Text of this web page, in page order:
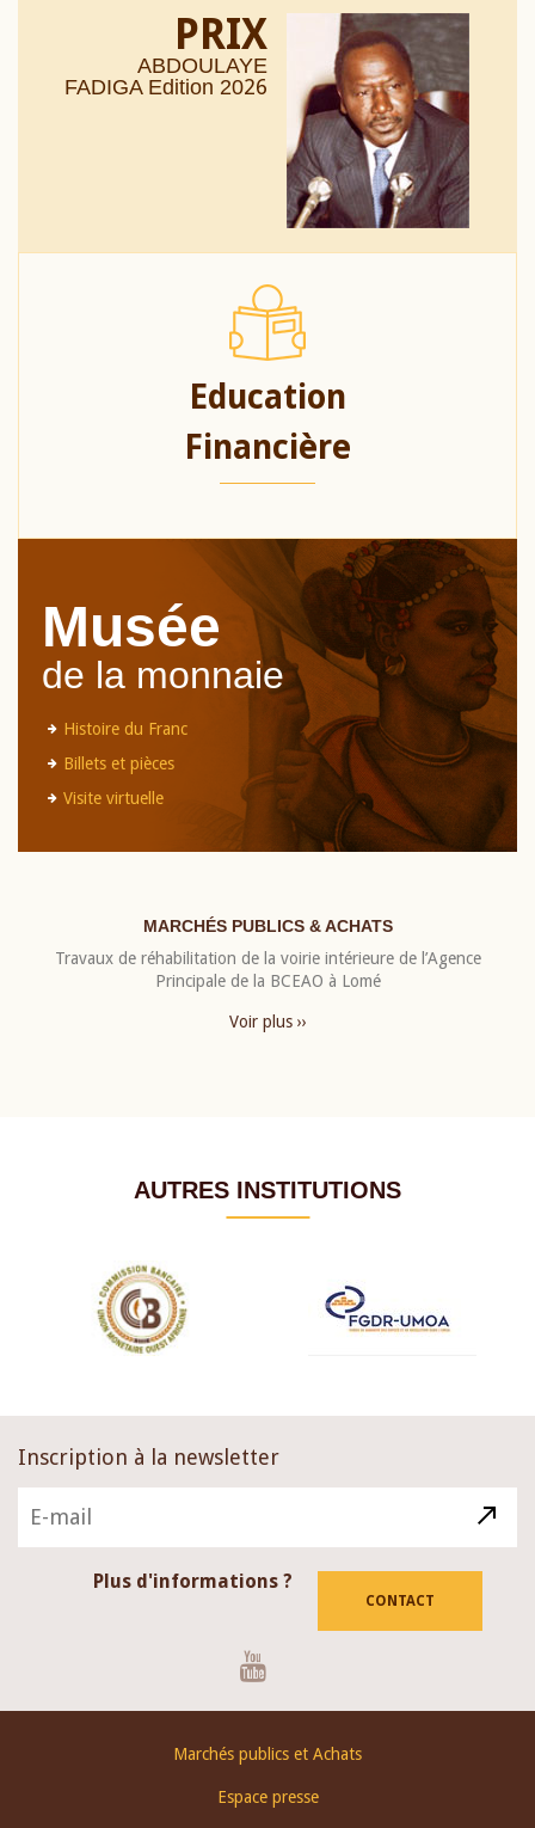
PRIX
ABDOULAYE
FADIGA Edition 2026
Education
Financière
Musée
de la monnaie
Histoire du Franc
Billets et pièces
Visite virtuelle
MARCHÉS PUBLICS & ACHATS
Travaux de réhabilitation de la voirie intérieure de l’Agence
Principale de la BCEAO à Lomé
Voir plus ››
AUTRES INSTITUTIONS
Inscription à la newsletter
Plus d'informations ?
CONTACT
Marchés publics et Achats
Espace presse